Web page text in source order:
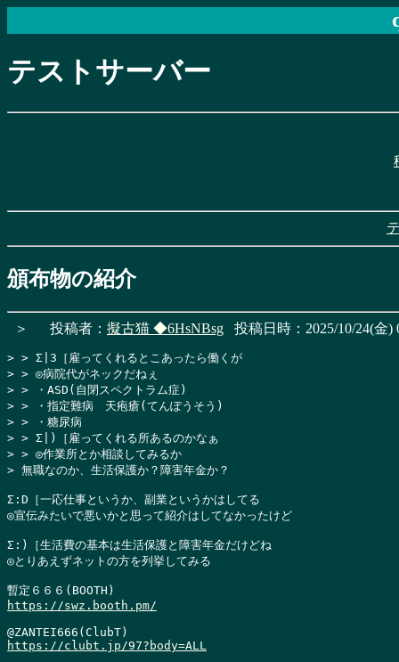
テストサーバー
頒布物の紹介
＞ 投稿者： 擬古猫 ◆6HsNBsg 投稿日時：2025/10/24(金)
> > Σ|3［雇ってくれるとこあったら働くが
> > ◎病院代がネックだねぇ
> > ・ASD(自閉スペクトラム症)
> > ・指定難病　天疱瘡(てんぽうそう)
> > ・糖尿病
> > Σ|)［雇ってくれる所あるのかなぁ
> > ◎作業所とか相談してみるか
> 無職なのか、生活保護か？障害年金か？
Σ:D［一応仕事というか、副業というかはしてる
◎宣伝みたいで悪いかと思って紹介はしてなかったけど
Σ:)［生活費の基本は生活保護と障害年金だけどね
◎とりあえずネットの方を列挙してみる
https://swz.booth.pm/
https://clubt.jp/97?body=ALL